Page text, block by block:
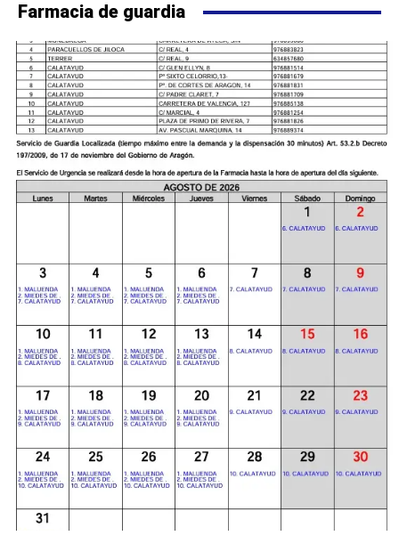
Farmacia de guardia